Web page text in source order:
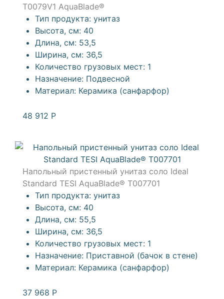
T0079V1 AquaBlade®
Тип продукта: унитаз
Высота, см: 40
Длина, см: 53,5
Ширина, см: 36,5
Количество грузовых мест: 1
Назначение: Подвесной
Материал: Керамика (санфарфор)
48 912 Р
Напольный пристенный унитаз соло Ideal
Standard TESI AquaBlade® T007701
Тип продукта: унитаз
Высота, см: 40
Длина, см: 55,5
Ширина, см: 36,5
Количество грузовых мест: 1
Назначение: Приставной (бачок в стене)
Материал: Керамика (санфарфор)
37 968 Р